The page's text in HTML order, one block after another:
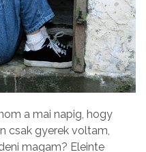
a mai napig, hogy
csak gyerek voltam,
magam? Eleinte